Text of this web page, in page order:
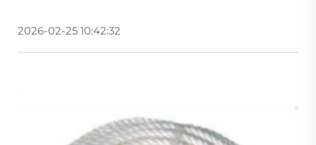
2026-02-25 10:42:32